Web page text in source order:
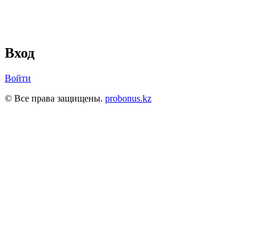
Вход
Войти
© Все права защищены. probonus.kz